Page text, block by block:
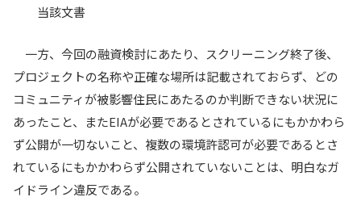
当該文書
一方、今回の融資検討にあたり、スクリーニング終了後、
プロジェクトの名称や正確な場所は記載されておらず、どの
コミュニティが被影響住民にあたるのか判断できない状況に
あったこと、またEIAが必要であるとされているにもかかわら
ず公開が一切ないこと、複数の環境許認可が必要であるとさ
れているにもかかわらず公開されていないことは、明白なガ
イドライン違反である。